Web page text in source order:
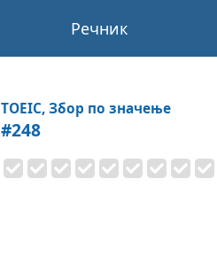
Речник
TOEIC, Збор по значење
#248